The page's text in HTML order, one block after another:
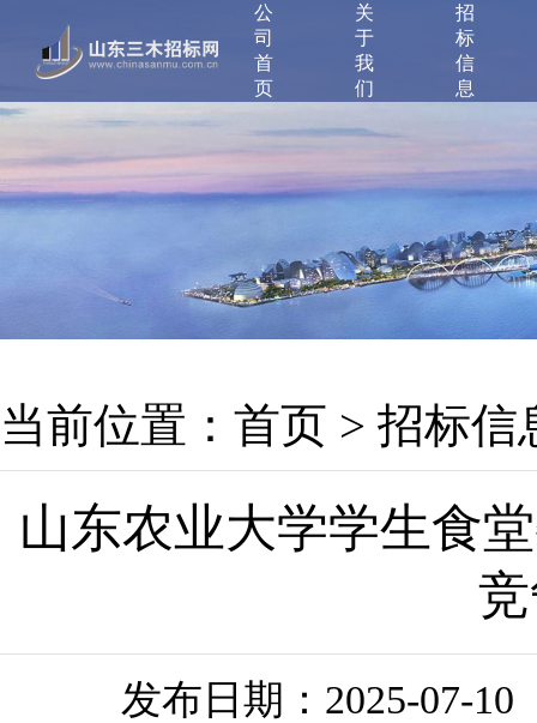
公
司
首
页
关
于
我
们
招
标
信
息
当前位置： 首页 > 招标信
山东农业大学学生食
发布日期： 2025-07-10